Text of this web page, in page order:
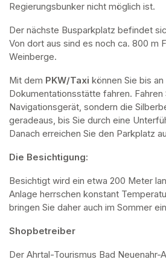
Regierungsbunker nicht möglich ist.
Der nächste Busparkplatz befindet
Von dort aus sind es noch ca. 800 m
Weinberge.
Mit dem PKW/Taxi können Sie bis an
Dokumentationsstätte fahren. Fahren
Navigationsgerät, sondern die
geradeaus, bis Sie durch eine
Danach erreichen Sie den Parkplatz
Die Besichtigung:
Besichtigt wird ein etwa 200 Meter
Anlage herrschen konstant
bringen Sie daher auch im Sommer
Shopbetreiber
Der Ahrtal-Tourismus Bad Neuenahr-